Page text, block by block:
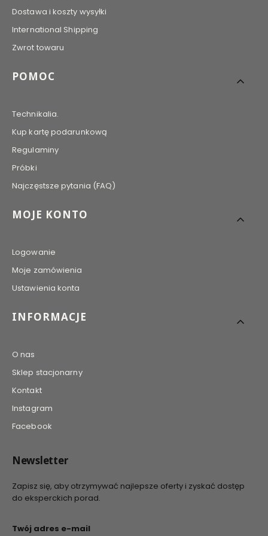
Dostawa i koszty wysyłki
International Shipping
Zwrot towaru
POMOC
Technikalia.
Kup kartę podarunkową
Regulaminy
Próbki
Najczęstsze pytania (FAQ)
MOJE KONTO
Logowanie
Moje zamówienia
Ustawienia konta
INFORMACJE
O nas
Sklep stacjonarny
Kontakt
Instagram
Facebook
Newsletter
Zapisz się, aby otrzymywać najlepsze oferty i zyskać dostęp
do eksperckich porad.
Twój adres e-mail